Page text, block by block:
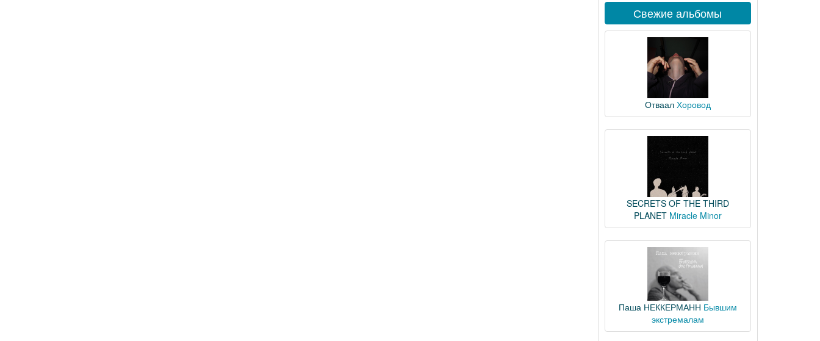
Свежие альбомы
Отваал Хоровод
SECRETS OF THE THIRD
PLANET Miracle Minor
Паша НЕККЕРМАНН Бывшим
экстремалам